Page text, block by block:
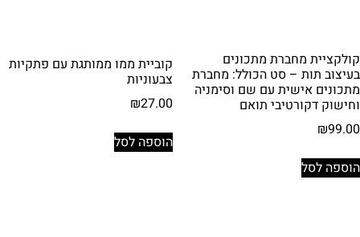
קולקציית מחברת מתכונים
בעיצוב תות – סט הכולל: מחברת
מתכונים אישית עם שם וסימניה
וחישוק דקורטיבי תואם
₪99.00
הוספה לסל
קוביית ממו ממותגת עם פתקיות
צבעוניות
₪27.00
הוספה לסל